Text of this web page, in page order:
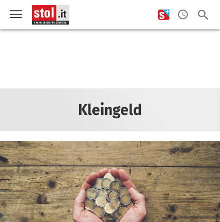
Kleingeld